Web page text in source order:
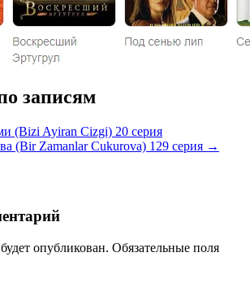
записям
(Bizi Ayiran Cizgi) 20 серия
(Bir Zamanlar Cukurova) 129 серия →
опубликован. Обязательные поля